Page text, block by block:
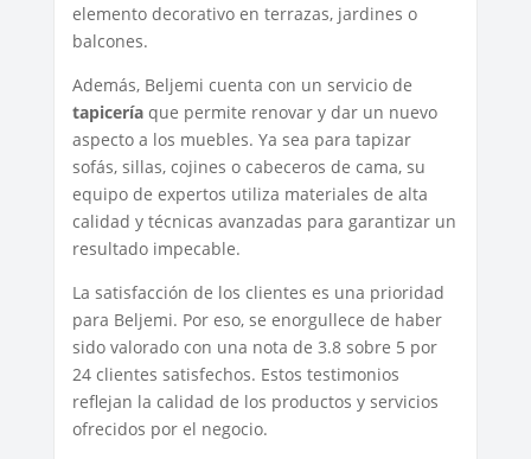
elemento decorativo en terrazas, jardines o
balcones.
Además, Beljemi cuenta con un servicio de
tapiceríaque permite renovar y dar un nuevo
aspecto a los muebles. Ya sea para tapizar
sofás, sillas, cojines o cabeceros de cama, su
equipo de expertos utiliza materiales de alta
calidad y técnicas avanzadas para garantizar un
resultado impecable.
La satisfacción de los clientes es una prioridad
para Beljemi. Por eso, se enorgullece de haber
sido valorado con una nota de 3.8 sobre 5 por
24 clientes satisfechos. Estos testimonios
reflejan la calidad de los productos y servicios
ofrecidos por el negocio.